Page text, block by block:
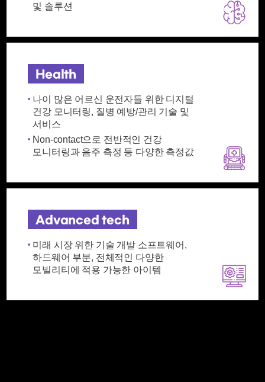
및 솔루션
Health
나이 많은 어르신 운전자들 위한 디지털
건강 모니터링, 질병 예방/관리 기술 및
서비스
Non-contact으로 전반적인 건강
모니터링과 음주 측정 등 다양한 측정값
Advanced tech
미래 시장 위한 기술 개발 소프트웨어,
하드웨어 부분, 전체적인 다양한
모빌리티에 적용 가능한 아이템